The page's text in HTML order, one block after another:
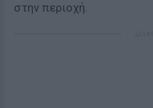
στην περιοχή.